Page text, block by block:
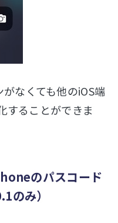
なくても他のiOS端
することができま
のパスコード
のみ）